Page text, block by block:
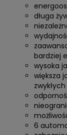
długa
bardziej
wysoka
większa
zwykłych
6